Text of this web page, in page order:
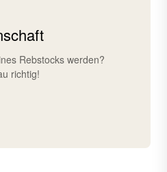
Rebstocks werden?
richtig!